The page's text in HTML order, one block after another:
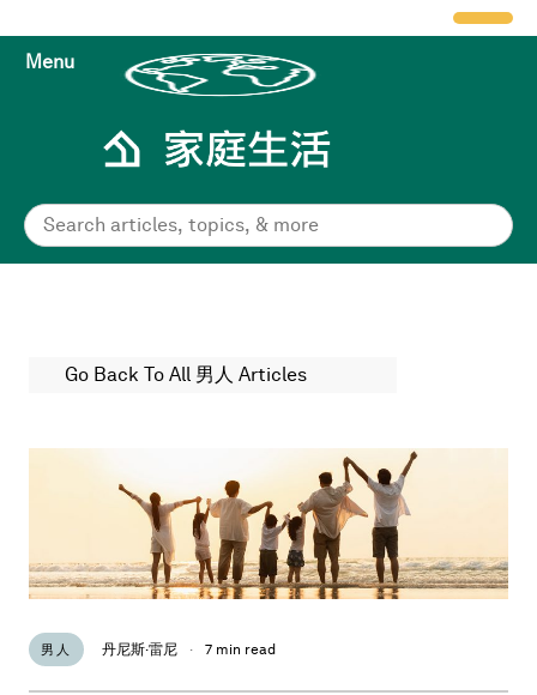
Menu
Go Back To All 男人 Articles
男人 丹尼斯·雷尼 · 7 min read